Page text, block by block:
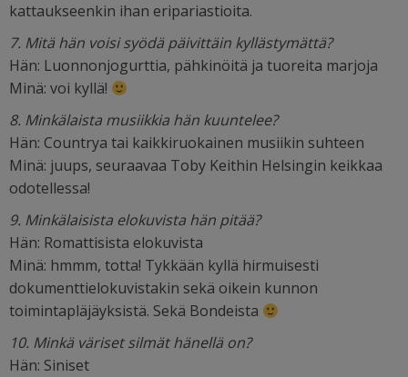
kattaukseenkin ihan eripariastioita.
7. Mitä hän voisi syödä päivittäin kyllästymättä?
Hän: Luonnonjogurttia, pähkinöitä ja tuoreita marjoja
Minä: voi kyllä!
8. Minkälaista musiikkia hän kuuntelee?
Hän: Countrya tai kaikkiruokainen musiikin suhteen
Minä: juups, seuraavaa Toby Keithin Helsingin keikkaa
odotellessa!
9. Minkälaisista elokuvista hän pitää?
Hän: Romattisista elokuvista
Minä: hmmm, totta! Tykkään kyllä hirmuisesti
dokumenttielokuvistakin sekä oikein kunnon
toimintapläjäyksistä. Sekä Bondeista
10. Minkä väriset silmät hänellä on?
Hän: Siniset